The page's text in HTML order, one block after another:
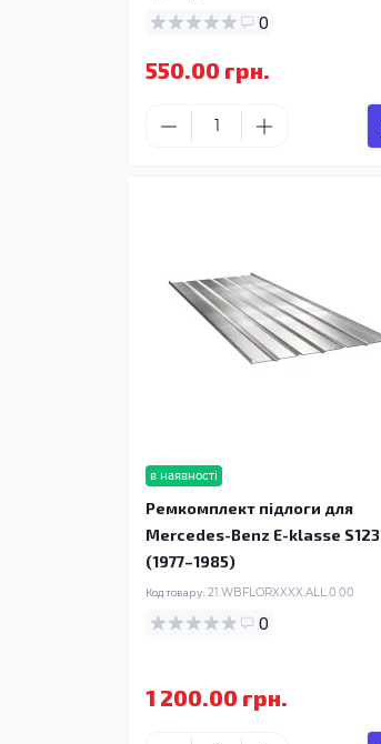
0
550.00 грн.
в наявності
Ремкомплект підлоги для
Mercedes-Benz E-klasse S123
(1977–1985)
Код товару: 21.WBFLORXXXX.ALL.0.00
0
1 200.00 грн.